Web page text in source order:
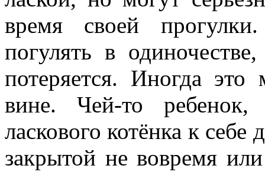
время своей
погулять в
потеряется. Иногда
вине. Чей-то ребенок,
ласкового котёнка к
закрытой не вовремя